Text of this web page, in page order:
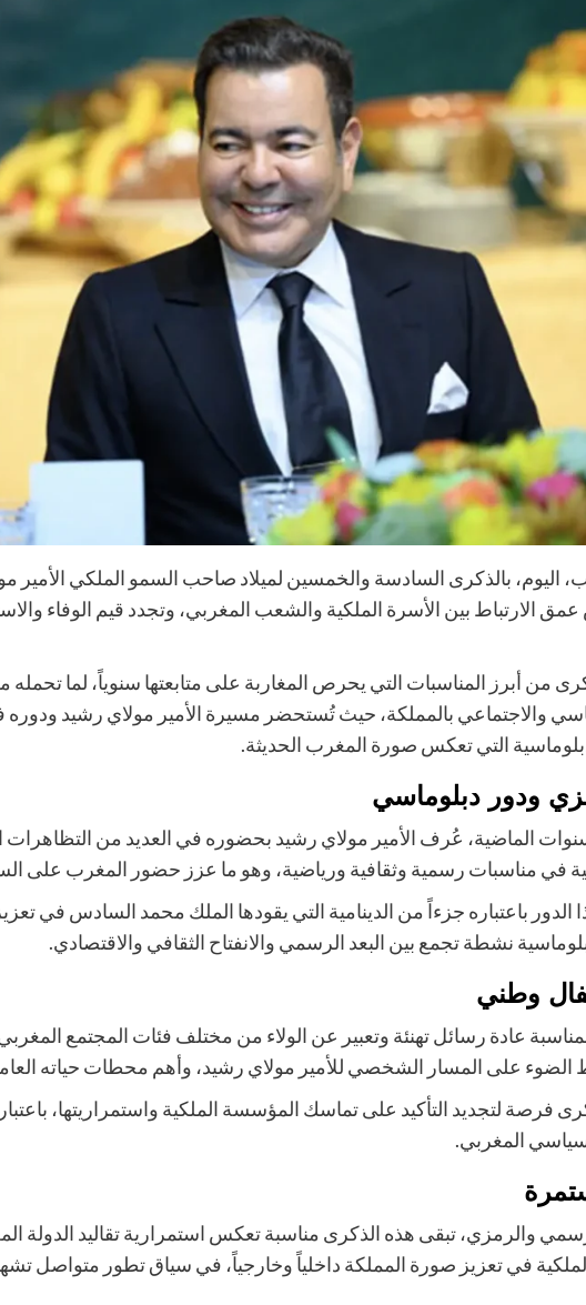
اليوم، بالذكرى السادسة والخمسين لميلاد صاحب السمو الملكي الأمير
الارتباط بين الأسرة الملكية والشعب المغربي، وتجدد قيم الوفاء
من أبرز المناسبات التي يحرص المغاربة على متابعتها سنوياً، لما
والاجتماعي بالمملكة، حيث تُستحضر مسيرة الأمير مولاي رشيد
التي تعكس صورة المغرب الحديثة.
ودور دبلوماسي
الماضية، عُرف الأمير مولاي رشيد بحضوره في العديد من التظاهرات
في مناسبات رسمية وثقافية ورياضية، وهو ما عزز حضور المغرب على
الدور باعتباره جزءاً من الدينامية التي يقودها الملك محمد السادس في
نشطة تجمع بين البعد الرسمي والانفتاح الثقافي والاقتصادي.
وطني
عادة رسائل تهنئة وتعبير عن الولاء من مختلف فئات المجتمع
الضوء على المسار الشخصي للأمير مولاي رشيد، وأهم محطات حياته
فرصة لتجديد التأكيد على تماسك المؤسسة الملكية واستمراريتها،
المغربي.
والرمزي، تبقى هذه الذكرى مناسبة تعكس استمرارية تقاليد الدولة
في تعزيز صورة المملكة داخلياً وخارجياً، في سياق تطور متواصل